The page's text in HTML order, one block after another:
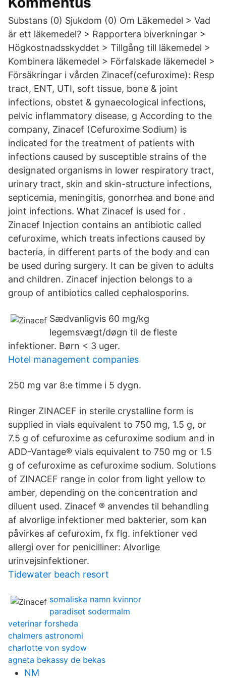
Substans (0) Sjukdom (0) Om Läkemedel > Vad
är ett läkemedel? > Rapportera biverkningar >
Högkostnadsskyddet > Tillgång till läkemedel >
Kombinera läkemedel > Förfalskade läkemedel >
Försäkringar i vården Zinacef(cefuroxime): Resp
tract, ENT, UTI, soft tissue, bone & joint
infections, obstet & gynaecological infections,
pelvic inflammatory disease, g According to the
company, Zinacef (Cefuroxime Sodium) is
indicated for the treatment of patients with
infections caused by susceptible strains of the
designated organisms in lower respiratory tract,
urinary tract, skin and skin-structure infections,
septicemia, meningitis, gonorrhea and bone and
joint infections. What Zinacef is used for .
Zinacef Injection contains an antibiotic called
cefuroxime, which treats infections caused by
bacteria, in different parts of the body and can
be used during surgery. It can be given to adults
and children. Zinacef injection belongs to a
group of antibiotics called cephalosporins.
Sædvanligvis 60 mg/kg
legemsvægt/døgn til de fleste
infektioner. Børn < 3 uger.
Hotel management companies
250 mg var 8:e timme i 5 dygn.
Ringer ZINACEF in sterile crystalline form is
supplied in vials equivalent to 750 mg, 1.5 g, or
7.5 g of cefuroxime as cefuroxime sodium and in
ADD-Vantage® vials equivalent to 750 mg or 1.5
g of cefuroxime as cefuroxime sodium. Solutions
of ZINACEF range in color from light yellow to
amber, depending on the concentration and
diluent used. Zinacef ® anvendes til behandling
af alvorlige infektioner med bakterier, som kan
påvirkes af cefuroxim, fx flg. infektioner ved
allergi over for penicilliner: Alvorlige
urinvejsinfektioner.
Tidewater beach resort
somaliska namn kvinnor
paradiset sodermalm
veterinar forsheda
chalmers astronomi
charlotte von sydow
agneta bekassy de bekas
NM